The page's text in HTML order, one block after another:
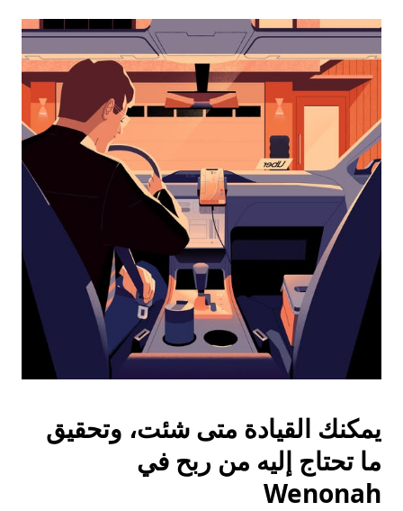
للأسفل
لاستخدام
التقويم
التاريخ.
اضغط
على
زر
الخروج
لإغلاق
التقويم.
يمكنك القيادة متى شئت، وتحقيق
ما تحتاج إليه من ربح في
Wenonah